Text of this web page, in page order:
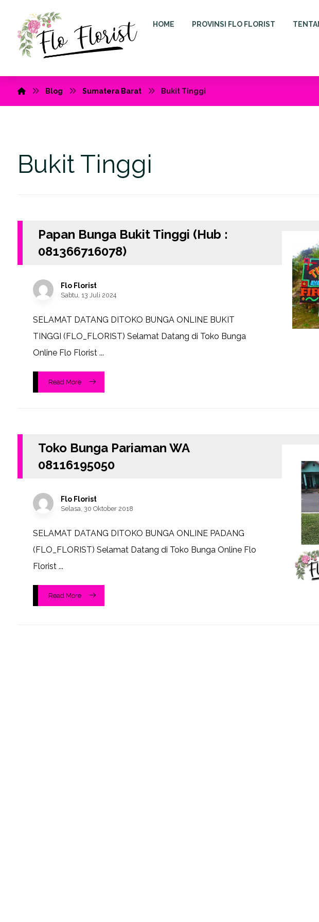
HOME PROVINSI FLO FLORIST
Blog Sumatera Barat Bukit Tinggi
Bukit Tinggi
Papan Bunga Bukit Tinggi (Hub :
081366716078)
Flo Florist
Sabtu, 13 Juli 2024
SELAMAT DATANG DITOKO BUNGA ONLINE BUKIT
TINGGI (FLO_FLORIST) Selamat Datang di Toko Bunga
Online Flo Florist ...
Read More
Toko Bunga Pariaman WA
08116195050
Flo Florist
Selasa, 30 Oktober 2018
SELAMAT DATANG DITOKO BUNGA ONLINE PADANG
(FLO_FLORIST) Selamat Datang di Toko Bunga Online Flo
Florist ...
Read More